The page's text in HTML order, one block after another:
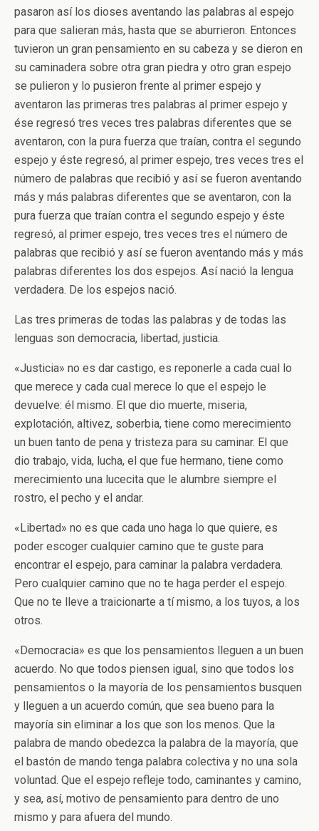
pasaron así los dioses aventando las palabras al espejo
para que salieran más, hasta que se aburrieron. Entonces
tuvieron un gran pensamiento en su cabeza y se dieron en
su caminadera sobre otra gran piedra y otro gran espejo
se pulieron y lo pusieron frente al primer espejo y
aventaron las primeras tres palabras al primer espejo y
ése regresó tres veces tres palabras diferentes que se
aventaron, con la pura fuerza que traían, contra el segundo
espejo y éste regresó, al primer espejo, tres veces tres el
número de palabras que recibió y así se fueron aventando
más y más palabras diferentes que se aventaron, con la
pura fuerza que traían contra el segundo espejo y éste
regresó, al primer espejo, tres veces tres el número de
palabras que recibió y así se fueron aventando más y más
palabras diferentes los dos espejos. Así nació la lengua
verdadera. De los espejos nació.
Las tres primeras de todas las palabras y de todas las
lenguas son democracia, libertad, justicia.
«Justicia» no es dar castigo, es reponerle a cada cual lo
que merece y cada cual merece lo que el espejo le
devuelve: él mismo. El que dio muerte, miseria,
explotación, altivez, soberbia, tiene como merecimiento
un buen tanto de pena y tristeza para su caminar. El que
dio trabajo, vida, lucha, el que fue hermano, tiene como
merecimiento una lucecita que le alumbre siempre el
rostro, el pecho y el andar.
«Libertad» no es que cada uno haga lo que quiere, es
poder escoger cualquier camino que te guste para
encontrar el espejo, para caminar la palabra verdadera.
Pero cualquier camino que no te haga perder el espejo.
Que no te lleve a traicionarte a tí mismo, a los tuyos, a los
otros.
«Democracia» es que los pensamientos lleguen a un buen
acuerdo. No que todos piensen igual, sino que todos los
pensamientos o la mayoría de los pensamientos busquen
y lleguen a un acuerdo común, que sea bueno para la
mayoría sin eliminar a los que son los menos. Que la
palabra de mando obedezca la palabra de la mayoría, que
el bastón de mando tenga palabra colectiva y no una sola
voluntad. Que el espejo refleje todo, caminantes y camino,
y sea, así, motivo de pensamiento para dentro de uno
mismo y para afuera del mundo.